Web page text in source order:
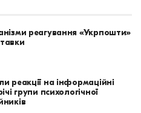
реагування «Укрпошти»
реакції на інформаційні
групи психологічної